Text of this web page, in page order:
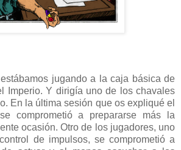
jugando a la caja básica de
Imperio. Y dirigía uno de los chavales
En la última sesión que os expliqué el
comprometió a prepararse más la
ocasión. Otro de los jugadores, uno
de impulsos, se comprometió a